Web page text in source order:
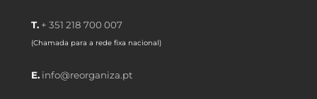
T. + 351 218 700 007
(Chamada para a rede fixa nacional)
E. info@reorganiza.pt